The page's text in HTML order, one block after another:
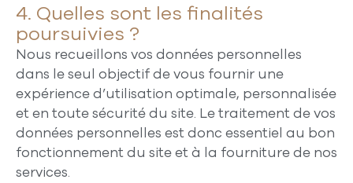
4. Quelles sont les finalités
poursuivies ?
Nous recueillons vos données personnelles
dans le seul objectif de vous fournir une
expérience d’utilisation optimale, personnalisée
et en toute sécurité du site. Le traitement de vos
données personnelles est donc essentiel au bon
fonctionnement du site et à la fourniture de nos
services.